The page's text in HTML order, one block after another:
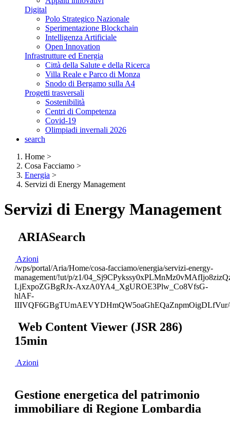
Digital
Polo Strategico Nazionale
Sperimentazione Blockchain
Intelligenza Artificiale
Open Innovation
Infrastrutture ed Energia
Città della Salute e della Ricerca
Villa Reale e Parco di Monza
Snodo di Bergamo sulla A4
Progetti trasversali
Sostenibilità
Centri di Competenza
Covid-19
Olimpiadi invernali 2026
search
Home >
Cosa Facciamo >
Energia >
Servizi di Energy Management
Servizi di Energy Management
ARIASearch
Azioni
/wps/portal/Aria/Home/cosa-facciamo/energia/servizi-energy-
management/!ut/p/z1/
LjExpoZGBgRJx-AxzA0YA4_XgUROE3Plw_Co8VfsG-
hlAF-
Web Content Viewer (JSR 286)
15min
Azioni
Gestione energetica del patrimonio
immobiliare di Regione Lombardia